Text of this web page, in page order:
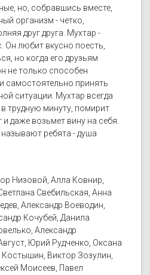
но, собравшись вместе,
организм - четко,
друг друга. Мухтар -
Он любит вкусно поесть,
но когда его друзьям
не только способен
самостоятельно принять
ситуации. Мухтар всегда
трудную минуту, помирит
даже возьмет вину на себя.
ребята - душа
Низовой, Алла Ковнир,
Свебильская, Анна
Александр Воеводин,
Кочубей, Данила
Александр
Юрий Рудченко, Оксана
Виктор Зозулин,
Моисеев, Павел